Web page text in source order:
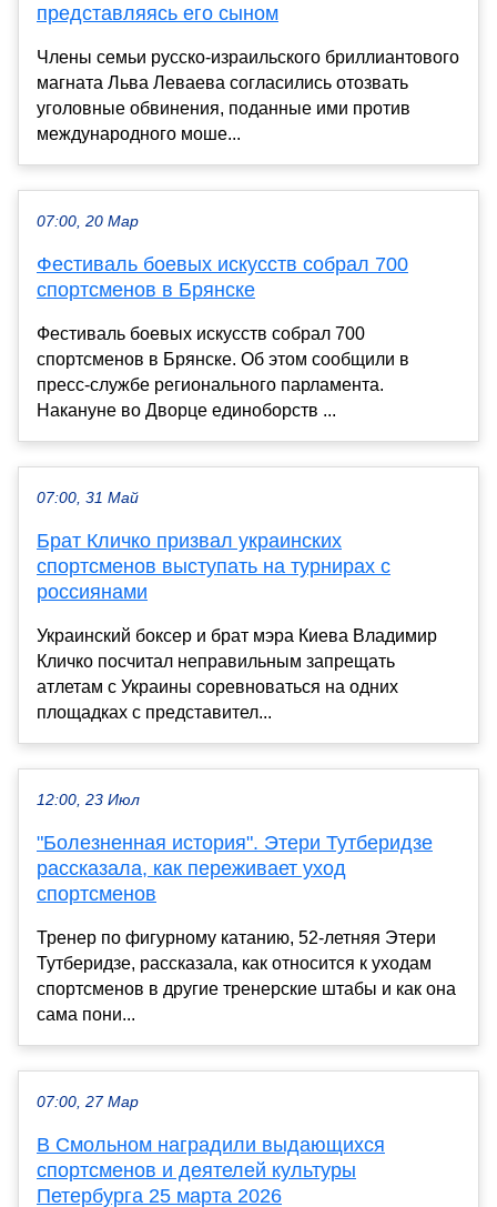
представляясь его сыном
Члены семьи русско-израильского бриллиантового
магната Льва Леваева согласились отозвать
уголовные обвинения, поданные ими против
международного моше...
07:00, 20 Мар
Фестиваль боевых искусств собрал 700
спортсменов в Брянске
Фестиваль боевых искусств собрал 700
спортсменов в Брянске. Об этом сообщили в
пресс-службе регионального парламента.
Накануне во Дворце единоборств ...
07:00, 31 Май
Брат Кличко призвал украинских
спортсменов выступать на турнирах с
россиянами
Украинский боксер и брат мэра Киева Владимир
Кличко посчитал неправильным запрещать
атлетам с Украины соревноваться на одних
площадках с представител...
12:00, 23 Июл
"Болезненная история". Этери Тутберидзе
рассказала, как переживает уход
спортсменов
Тренер по фигурному катанию, 52-летняя Этери
Тутберидзе, рассказала, как относится к уходам
спортсменов в другие тренерские штабы и как она
сама пони...
07:00, 27 Мар
В Смольном наградили выдающихся
спортсменов и деятелей культуры
Петербурга 25 марта 2026